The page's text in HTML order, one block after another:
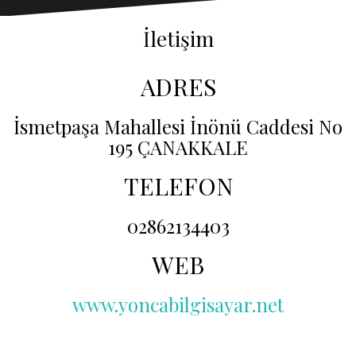
İletişim
ADRES
İsmetpaşa Mahallesi İnönü Caddesi No
195 ÇANAKKALE
TELEFON
02862134403
WEB
www.yoncabilgisayar.net